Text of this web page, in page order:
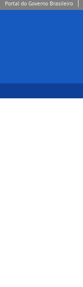
Portal do Governo Brasileiro